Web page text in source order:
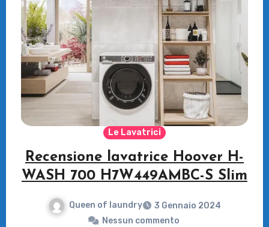
Le Lavatrici
Recensione lavatrice Hoover H-
WASH 700 H7W449AMBC-S Slim
Queen of laundry
3 Gennaio 2024
Nessun commento